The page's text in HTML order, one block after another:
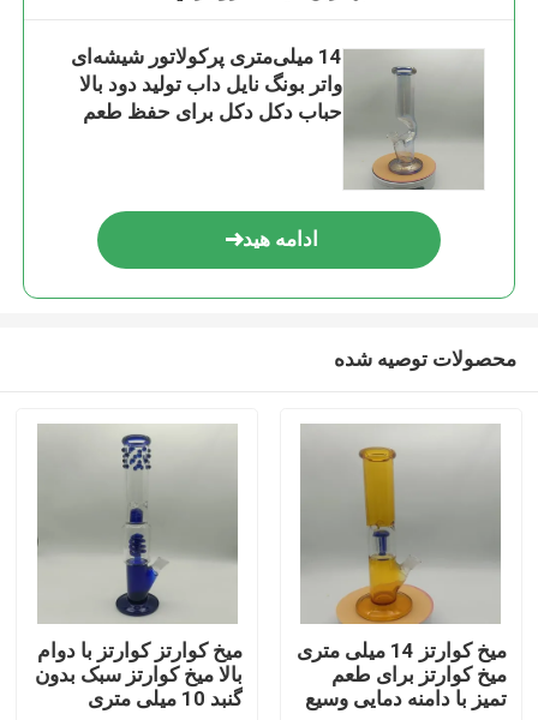
14 میلی‌متری پرکولاتور شیشه‌ای
واتر بونگ نایل داب تولید دود بالا
حباب دکل دکل برای حفظ طعم
ادامه هید
محصولات توصیه شده
میخ کوارتز 14 میلی متری
میخ کوارتز برای طعم
تمیز با دامنه دمایی وسیع
میخ کوارتز کوارتز با دوام
بالا میخ کوارتز سبک بدون
گنبد 10 میلی متری